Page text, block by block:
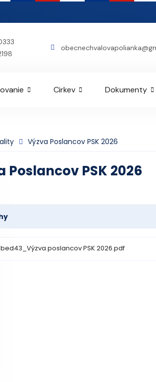
Cirkev Dokumenty
Výzva Poslancov PSK 2026
Poslancov PSK 2026
bed43_Výzva poslancov PSK 2026.pdf